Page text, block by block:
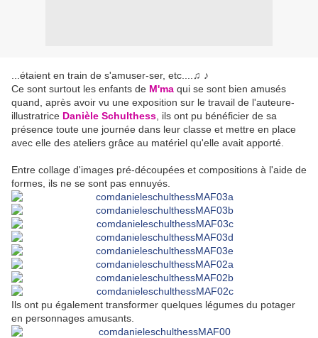
...étaient en train de s'amuser-ser, etc....♫ ♪
Ce sont surtout les enfants de M'ma qui se sont bien amusés
quand, après avoir vu une exposition sur le travail de l'auteure-
illustratrice Danièle Schulthess , ils ont pu bénéficier de sa
présence toute une journée dans leur classe et mettre en place
avec elle des ateliers grâce au matériel qu'elle avait apporté.
Entre collage d'images pré-découpées et compositions à l'aide de
formes, ils ne se sont pas ennuyés.
Ils ont pu également transformer quelques légumes du potager
en personnages amusants.